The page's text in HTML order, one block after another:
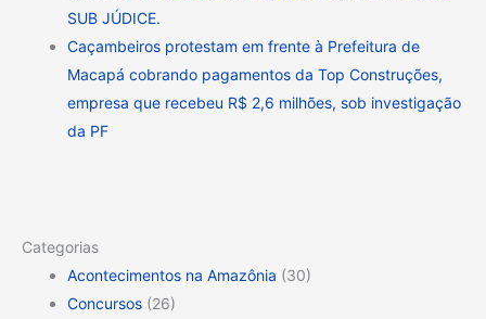
SUB JÚDICE.
Caçambeiros protestam em frente à Prefeitura de
Macapá cobrando pagamentos da Top Construções,
empresa que recebeu R$ 2,6 milhões, sob investigação
da PF
Categorias
Acontecimentos na Amazônia (30)
Concursos (26)